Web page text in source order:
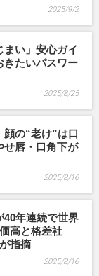
2025/9/2
い」安心ガイ
きたいパスワー
2025/8/25
顔の“老け”は口
せ唇・口角下が
2025/8/16
40年連続で世界
高と格差社
指摘
2025/8/16